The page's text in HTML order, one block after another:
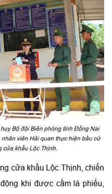
Bộ đội Biên phòng tỉnh Đồng Nai
viên Hải quan thực hiện bầu cử
cửa khẩu Lộc Thịnh.
cửa khẩu Lộc Thịnh, chiến
khi được cầm lá phiếu,